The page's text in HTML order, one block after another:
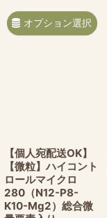
オプション選択
【個人宛配送OK】
【微粒】ハイコント
ロールマイクロ
280（N12-P8-
K10-Mg2）総合微